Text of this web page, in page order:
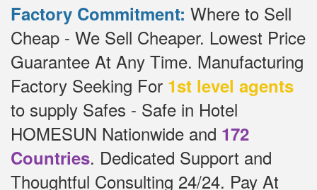
Factory Commitment: Where to Sell
Cheap - We Sell Cheaper. Lowest Price
Guarantee At Any Time. Manufacturing
Factory Seeking For 1st level agents
to supply Safes - Safe in Hotel
HOMESUN Nationwide and 172
Countries. Dedicated Support and
Thoughtful Consulting 24/24. Pay At